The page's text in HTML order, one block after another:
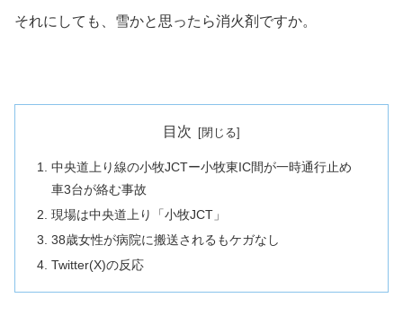
それにしても、雪かと思ったら消火剤ですか。
目次
中央道上り線の小牧JCTー小牧東IC間が一時通行止め
車3台が絡む事故
現場は中央道上り「小牧JCT」
38歳女性が病院に搬送されるもケガなし
Twitter(X)の反応